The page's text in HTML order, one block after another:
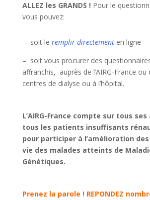
ALLEZ les GRANDS ! Pour le
vous pouvez:
– soit le remplir directement en ligne
– soit vous procurer des
affranchis, auprès de l’AIRG-France ou
centres de dialyse ou à l’hôpital.
L’AIRG-France compte sur tous
tous les patients insuffisants
pour participer à l’amélioration
vie des malades atteints de
Génétiques.
Prenez la parole ! REPONDEZ